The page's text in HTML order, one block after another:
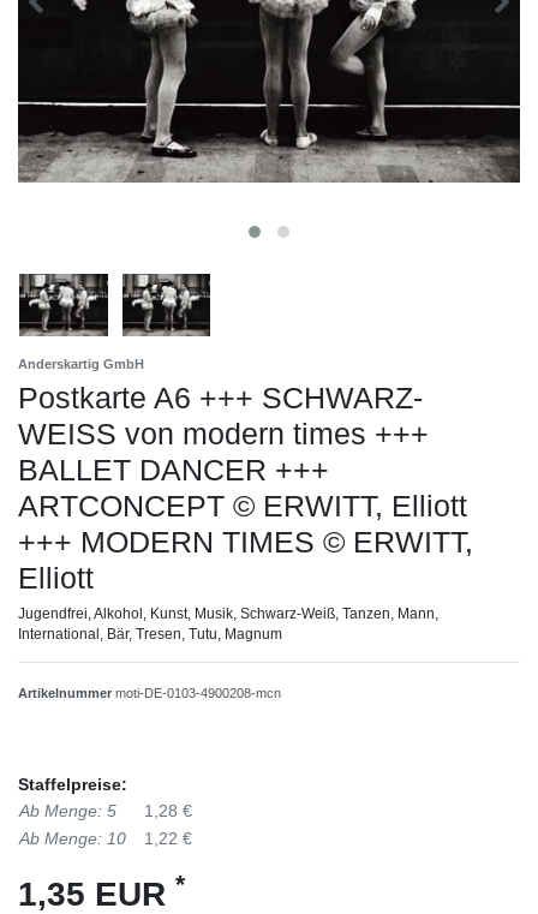
Anderskartig GmbH
Postkarte A6 +++ SCHWARZ-
WEISS von modern times +++
BALLET DANCER +++
ARTCONCEPT © ERWITT, Elliott
+++ MODERN TIMES © ERWITT,
Elliott
Jugendfrei, Alkohol, Kunst, Musik, Schwarz-Weiß, Tanzen, Mann,
International, Bär, Tresen, Tutu, Magnum
Artikelnummer moti-DE-0103-4900208-mcn
Staffelpreise:
Ab Menge: 5
1,28 €
Ab Menge: 10
1,22 €
1,35 EUR *